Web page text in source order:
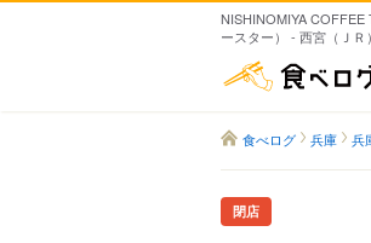
NISHINOMIYA
ースター） - 西宮（ＪＲ
食べログ 兵庫 兵
閉店